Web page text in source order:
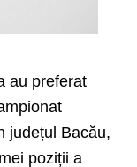
au preferat
județul Bacău,
poziții a